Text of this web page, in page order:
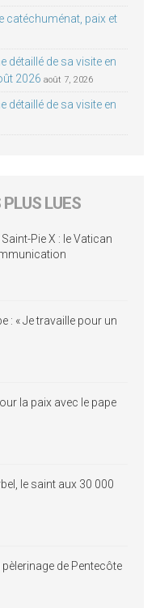
catéchuménat, paix et
détaillé de sa visite en
2026 août 7, 2026
détaillé de sa visite en
LUES
Pie X : le Vatican
: « Je travaille pour un
la paix avec le pape
le saint aux 30 000
de Pentecôte